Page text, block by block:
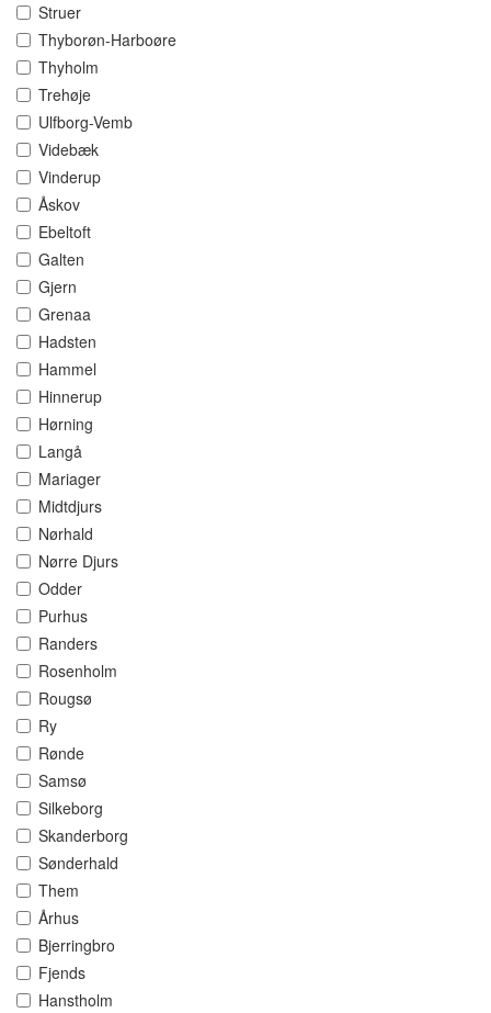
Struer
Thyborøn-Harboøre
Thyholm
Trehøje
Ulfborg-Vemb
Videbæk
Vinderup
Åskov
Ebeltoft
Galten
Gjern
Grenaa
Hadsten
Hammel
Hinnerup
Hørning
Langå
Mariager
Midtdjurs
Nørhald
Nørre Djurs
Odder
Purhus
Randers
Rosenholm
Rougsø
Ry
Rønde
Samsø
Silkeborg
Skanderborg
Sønderhald
Them
Århus
Bjerringbro
Fjends
Hanstholm